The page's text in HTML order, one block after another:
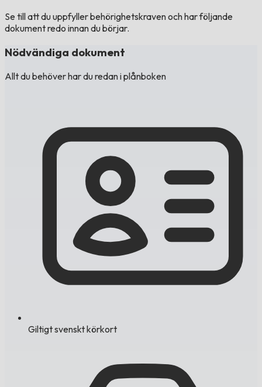
Se till att du uppfyller behörighetskraven och har följande
dokument redo innan du börjar.
Nödvändiga dokument
Allt du behöver har du redan i plånboken
Giltigt svenskt körkort